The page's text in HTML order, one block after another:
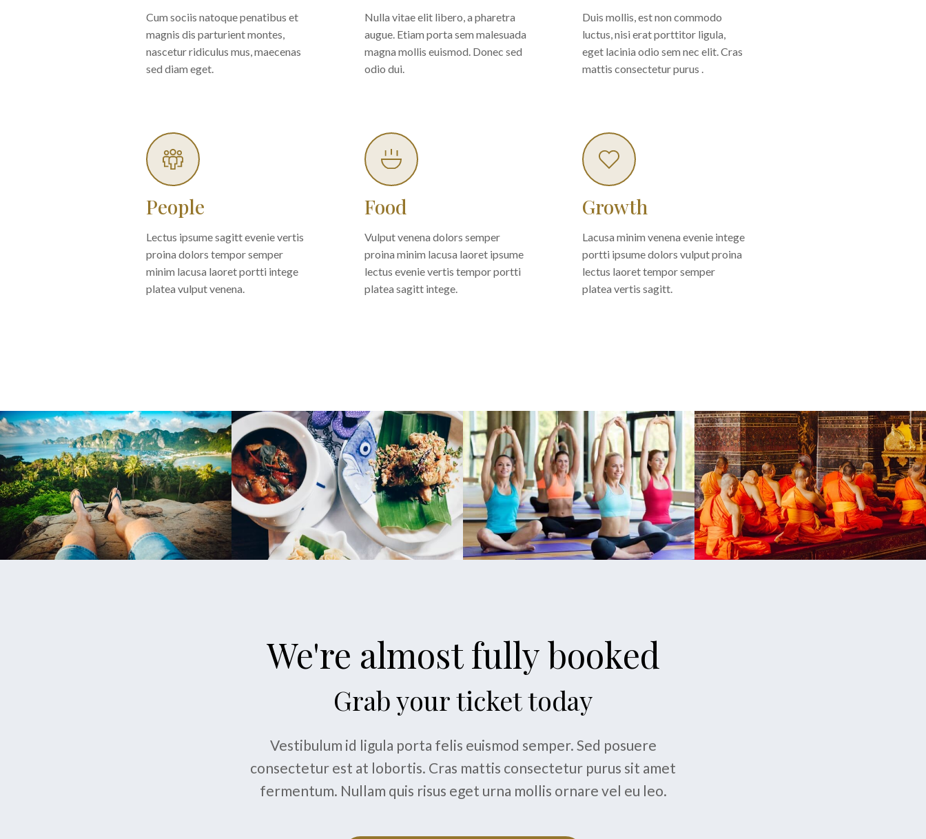
Cum sociis natoque penatibus et
magnis dis parturient montes,
nascetur ridiculus mus, maecenas
sed diam eget.
Nulla vitae elit libero, a pharetra
augue. Etiam porta sem malesuada
magna mollis euismod. Donec sed
odio dui.
Duis mollis, est non commodo
luctus, nisi erat porttitor ligula,
eget lacinia odio sem nec elit. Cras
mattis consectetur purus .
People
Lectus ipsume sagitt evenie vertis
proina dolors tempor semper
minim lacusa laoret portti intege
platea vulput venena.
Food
Vulput venena dolors semper
proina minim lacusa laoret ipsume
lectus evenie vertis tempor portti
platea sagitt intege.
Growth
Lacusa minim venena evenie intege
portti ipsume dolors vulput proina
lectus laoret tempor semper
platea vertis sagitt.
We're almost fully booked
Grab your ticket today
Vestibulum id ligula porta felis euismod semper. Sed posuere
consectetur est at lobortis. Cras mattis consectetur purus sit amet
fermentum. Nullam quis risus eget urna mollis ornare vel eu leo.